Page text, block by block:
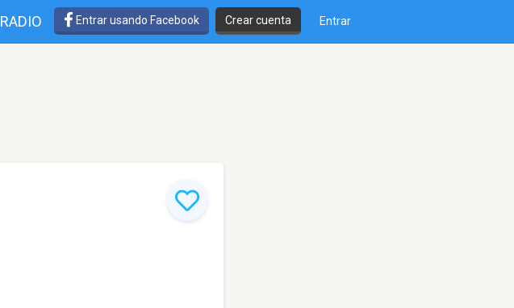
RADIO Entrar usando Facebook Crear cuenta Entrar